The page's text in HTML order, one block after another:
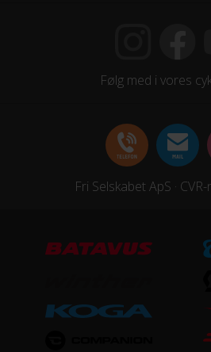
Følg med i vores
Fri Selskabet ApS ·